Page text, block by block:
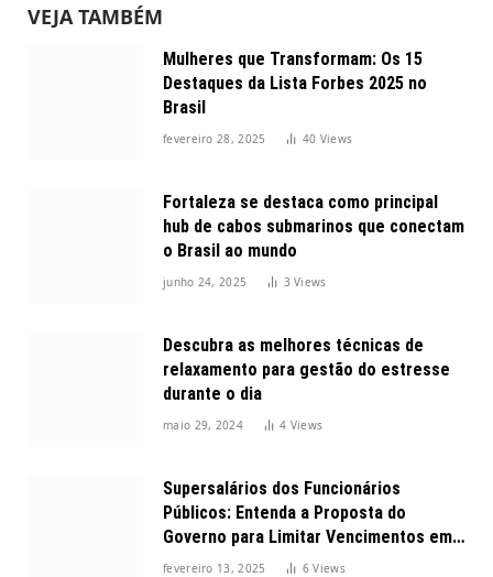
VEJA TAMBÉM
Mulheres que Transformam: Os 15
Destaques da Lista Forbes 2025 no
Brasil
fevereiro 28, 2025 40 Views
Fortaleza se destaca como principal
hub de cabos submarinos que conectam
o Brasil ao mundo
junho 24, 2025 3Views
Descubra as melhores técnicas de
relaxamento para gestão do estresse
durante o dia
maio 29, 2024 4 Views
Supersalários dos Funcionários
Públicos: Entenda a Proposta do
Governo para Limitar Vencimentos em
2025
fevereiro 13, 2025 6Views